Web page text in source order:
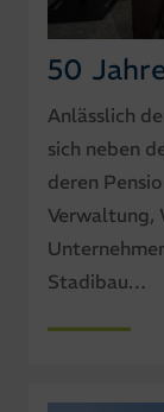
50
Anlässlich
sich neben
deren
Verwaltung,
Stadibau…